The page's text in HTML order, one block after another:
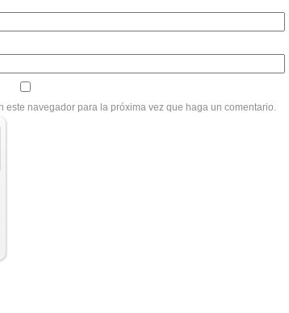
navegador para la próxima vez que haga un comentario.